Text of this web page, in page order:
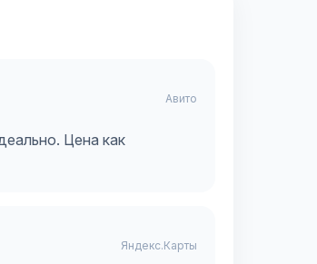
Авито
Цена как
Яндекс.Карты